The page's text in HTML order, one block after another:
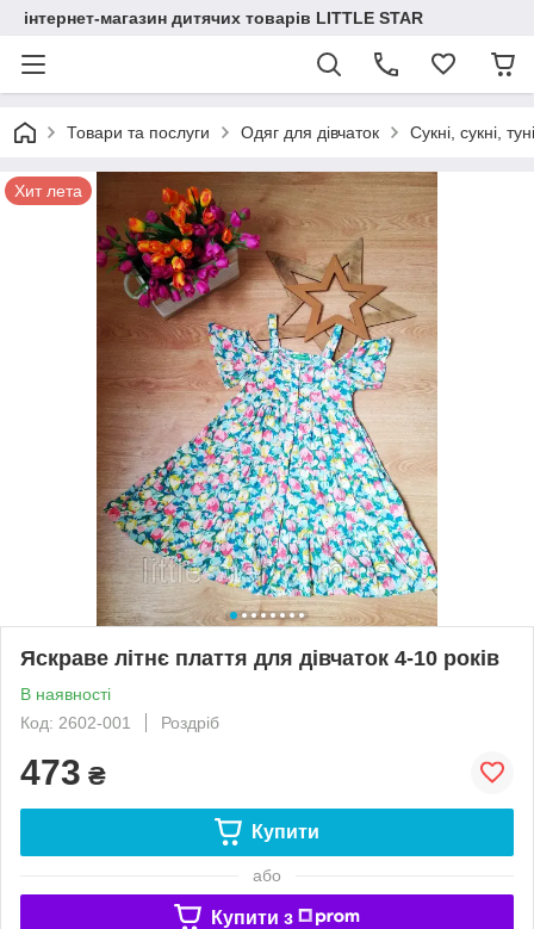
інтернет-магазин дитячих товарів LITTLE STAR
Товари та послуги Одяг для дівчаток Сукні, сукні,
Хит лета
Яскраве літнє плаття для дівчаток 4-10 років
В наявності
Код: 2602-001
Роздріб
473 ₴
Купити
або
Купити з